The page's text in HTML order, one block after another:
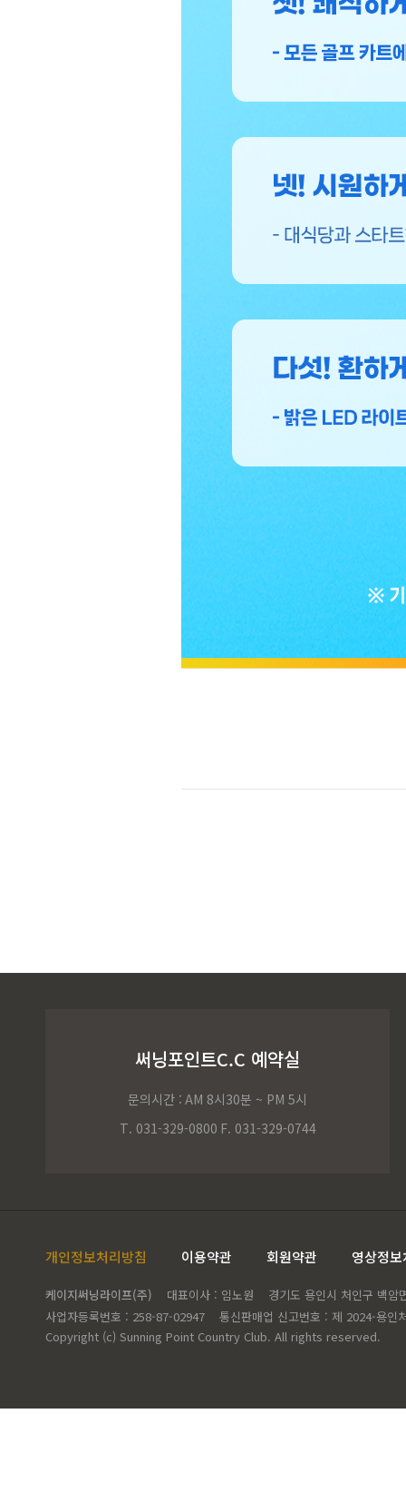
써닝포인트C.C 예약실
문의시간 : AM 8시30분 ~ PM 5시
T. 031-329-0800 F. 031-329-0744
개인정보처리방침 이용약관 회원약관 영상정
케이지써닝라이프(주) 대표이사 : 임노원
경기도 용인시 처인구 백
사업자등록번호 : 258-87-02947
통신판매업 신고번호 : 제 2024-용인
Copyright (c) Sunning Point Country Club. All rights reserved.